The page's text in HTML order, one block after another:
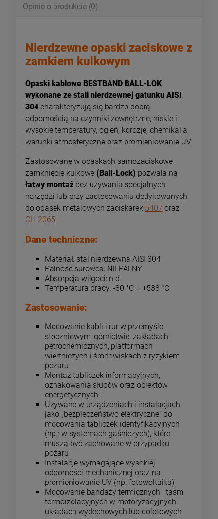
Opinie o produkcie (0)
Nierdzewne opaski zaciskowe z
zamkiem kulkowym
Opaski kablowe BESTBAND BALL-LOK
wykonane ze stali nierdzewnej gatunku AISI
304 charakteryzują się bardzo dobrą
odpornością na czynniki zewnętrzne, niskie i
wysokie temperatury, ogień, korozję, chemikalia,
warunki atmosferyczne oraz promieniowanie UV.
Zastosowane w opaskach samozaciskowe
zamknięcie kulkowe (Ball-Lock) pozwala na
łatwy montaż bez używania specjalnych
narzędzi lub przy zastosowaniu dedykowanych
do opasek metalowych zaciskarek 5407 oraz
CH-2065
Dane techniczne:
Materiał: stal nierdzewna AISI 304
Palność surowca: NIEPALNY
Absorpcja wilgoci: n.d.
Temperatura pracy: -80 °C ÷ +538 °C
Zastosowanie:
Mocowanie kabli i rur w przemyśle
stoczniowym, górnictwie, zakładach
petrochemicznych, platformach
wiertniczych i środowiskach z ryzykiem
pożaru
Montaż tabliczek informacyjnych,
oznakowania słupów oraz obiektów
energetycznych
Używane w urządzeniach i instalacjach
jako „bezpieczeństwo elektryczne” do
mocowania tabliczek identyfikacyjnych
(np.: w systemach gaśniczych), które
muszą być zachowane w przypadku
pożaru
Instalacje wymagające wysokiej
odporności mechanicznej oraz na
promieniowanie UV (np. fotowoltaika)
Mocowanie bandaży termicznych i taśm
termoizolacyjnych w motoryzacyjnych
układach wydechowych lub dolotowych